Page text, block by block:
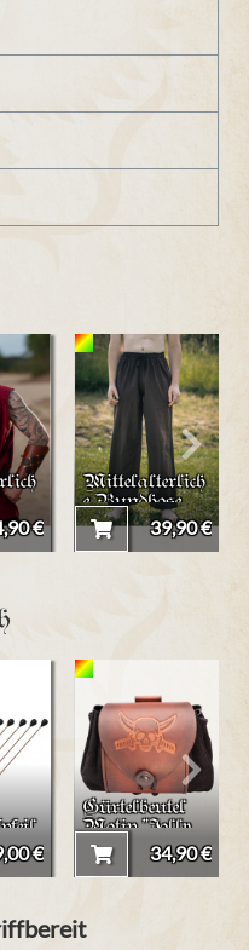
€
Mittelalterlich
e Bundhose
"Arian"39,90 €
€
Gürtelbeutel
Motiv "Jolly
Roger"
34,90 €